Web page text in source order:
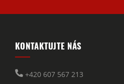
KONTAKTUJTE NÁS
+420 607 567 213